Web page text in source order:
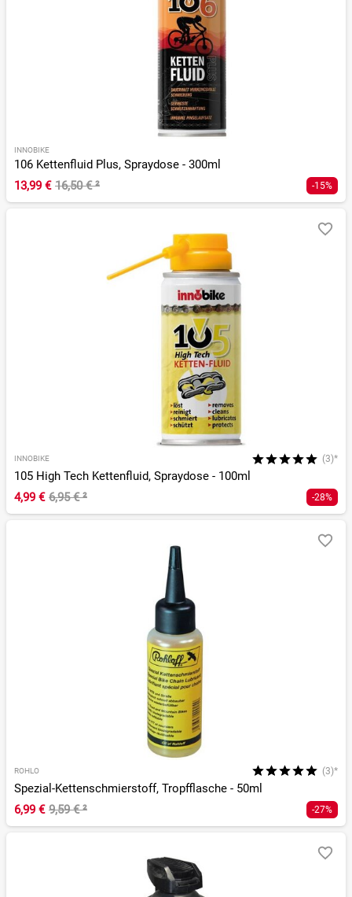
INNOBIKE
106 Kettenfluid Plus, Spraydose - 300ml
13,99 € 16,50 €² -15%
INNOBIKE (3)*
105 High Tech Kettenfluid, Spraydose - 100ml
4,99 € 6,95 €² -28%
ROHLO (3)*
Spezial-Kettenschmierstoff, Tropfflasche - 50ml
6,99 € 9,59 €² -27%